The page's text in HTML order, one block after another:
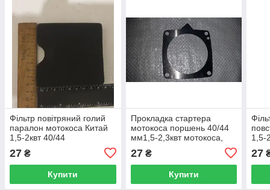
Фільтр повітряний голий
паралон мотокоса Китай
1,5-2квт 40/44
27 ₴
Купити
Прокладка стартера
мотокоса поршень 40/44
мм1,5-2,3квт мотокоса,
27₴
Купити
1,5-
27